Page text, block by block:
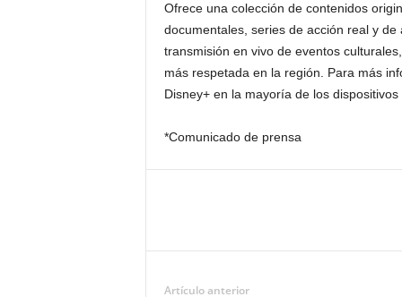
Ofrece una colección de contenidos
documentales, series de acción real y
transmisión en vivo de eventos
más respetada en la región. Para más
Disney+ en la mayoría de los
*Comunicado de prensa
Artículo anterior